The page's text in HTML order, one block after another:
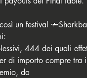
un festival
444 dei quali
di importo compre
da